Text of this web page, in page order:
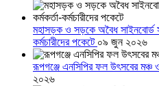
মহাসড়ক ও সড়কে অবৈধ সাইনবোর্ড
কর্মচারীদের পকেটে ০৯ জুন ২০২৬
রূপগঞ্জে এনসিপির ফল উৎসবের
২০২৬